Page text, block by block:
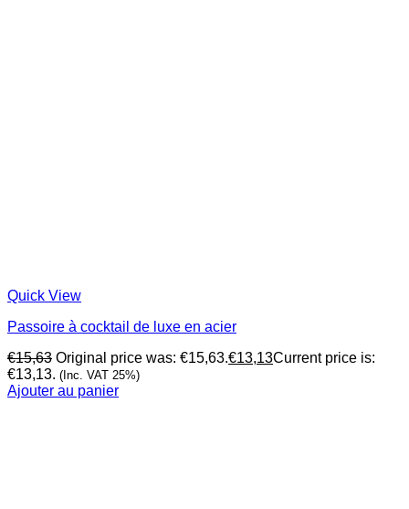
Quick View
Passoire à cocktail de luxe en acier
€15,63 Original price was: €15,63.€13,13Current price is:
€13,13. (Inc. VAT 25%)
Ajouter au panier